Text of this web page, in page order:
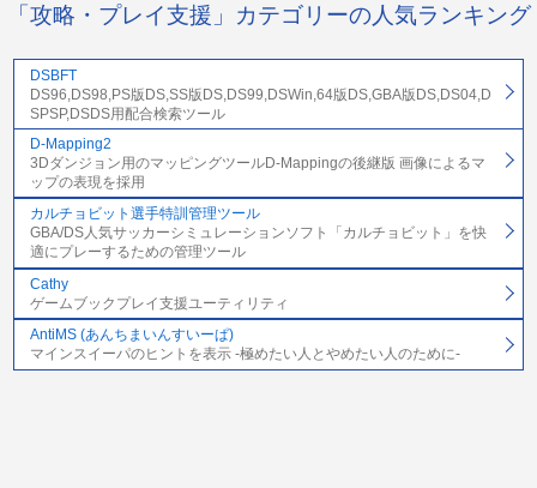
「攻略・プレイ支援」カテゴリーの人気ランキング
DSBFT
DS96,DS98,PS版DS,SS版DS,DS99,DSWin,64版DS,GBA版DS,DS04,D
SPSP,DSDS用配合検索ツール
D-Mapping2
3Dダンジョン用のマッピングツールD-Mappingの後継版 画像によるマ
ップの表現を採用
カルチョビット選手特訓管理ツール
GBA/DS人気サッカーシミュレーションソフト「カルチョビット」を快
適にプレーするための管理ツール
Cathy
ゲームブックプレイ支援ユーティリティ
AntiMS (あんちまいんすいーぱ)
マインスイーパのヒントを表示 -極めたい人とやめたい人のために-